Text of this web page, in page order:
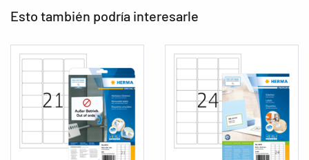
Esto también podría interesarle